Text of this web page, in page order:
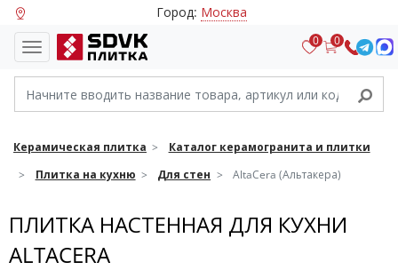
Город: Москва
0 0
Керамическая плитка
Каталог керамогранита и плитки
Плитка на кухню
Для стен AltaCera (Альтакера)
ПЛИТКА НАСТЕННАЯ ДЛЯ КУХНИ
ALTACERA